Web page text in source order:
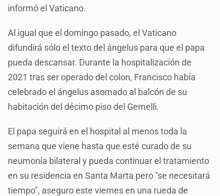
informó el Vaticano.
Al igual que el domingo pasado, el Vaticano
difundirá sólo el texto del ángelus para que el papa
pueda descansar. Durante la hospitalización de
2021 tras ser operado del colon, Francisco había
celebrado el ángelus asomado al balcón de su
habitación del décimo piso del Gemelli.
El papa seguirá en el hospital al menos toda la
semana que viene hasta que esté curado de su
neumonía bilateral y pueda continuar el tratamiento
en su residencia en Santa Marta pero "se necesitará
tiempo", aseguro este viernes en una rueda de